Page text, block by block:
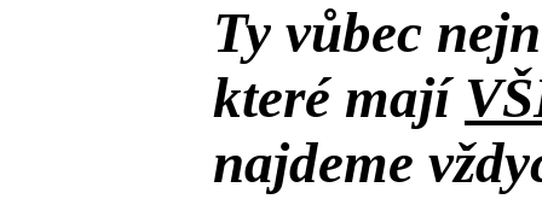
Ty vůbec
které mají
najdeme